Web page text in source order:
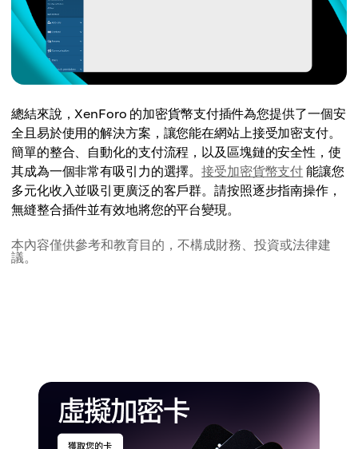
總結來說，XenForo 的加密貨幣支付插件為您提供了一個安
全且易於使用的解決方案，讓您能在網站上接受加密支付。
簡單的整合、自動化的支付流程，以及區塊鏈的安全性，使
其成為一個非常有吸引力的選擇。接受加密貨幣支付 能讓您
多元化收入並吸引更廣泛的客戶群。請按照逐步指南操作，
無縫整合插件並有效地將您的平台變現。
本內容僅供參考和教育目的，不構成財務、投資或法律建
議。